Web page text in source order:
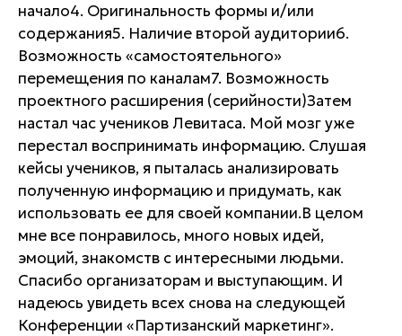
начало4. Оригинальность формы и/или
содержания5. Наличие второй аудитории6.
Возможность «самостоятельного»
перемещения по каналам7. Возможность
проектного расширения (серийности)Затем
настал час учеников Левитаса. Мой мозг уже
перестал воспринимать информацию. Слушая
кейсы учеников, я пыталась анализировать
полученную информацию и придумать, как
использовать ее для своей компании.В целом
мне все понравилось, много новых идей,
эмоций, знакомств с интересными людьми.
Спасибо организаторам и выступающим. И
надеюсь увидеть всех снова на следующей
Конференции «Партизанский маркетинг».